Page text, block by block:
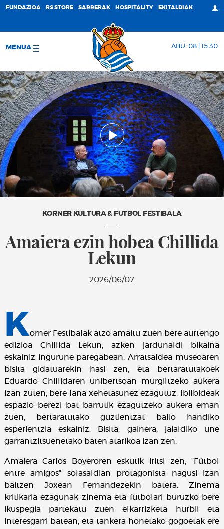
FUNDAZIOA RS STORE SARRERAK HOSPITALITY EKITALDIAK
MENUA ABU. 08 | 15:30
KORNER KULTURA & FUTBOL FESTIBALA
Amaiera ezin hobea Chillida
Lekun
2026/06/07
Korner Festibalak atzo amaitu zuen bere aurtengo
edizioa Chillida Lekun, azken jardunaldi bikaina
eskainiz ingurune paregabean. Arratsaldea museoaren
bisita gidatuarekin hasi zen, eta bertaratutakoek
Eduardo Chillidaren unibertsoan murgiltzeko aukera
izan zuten, bere lana xehetasunez ezagutuz. Ibilbideak
espazio berezi bat barrutik ezagutzeko aukera eman
zuen, bertaratutako guztientzat balio handiko
esperientzia eskainiz. Bisita, gainera, jaialdiko une
garrantzitsuenetako baten atarikoa izan zen.
Amaiera Carlos Boyeroren eskutik iritsi zen, “Fútbol
entre amigos” solasaldian protagonista nagusi izan
baitzen Joxean Fernandezekin batera. Zinema
kritikaria ezagunak zinema eta futbolari buruzko bere
ikuspegia partekatu zuen elkarrizketa hurbil eta
interesgarri batean, eta tankera honetako gogoetak ere